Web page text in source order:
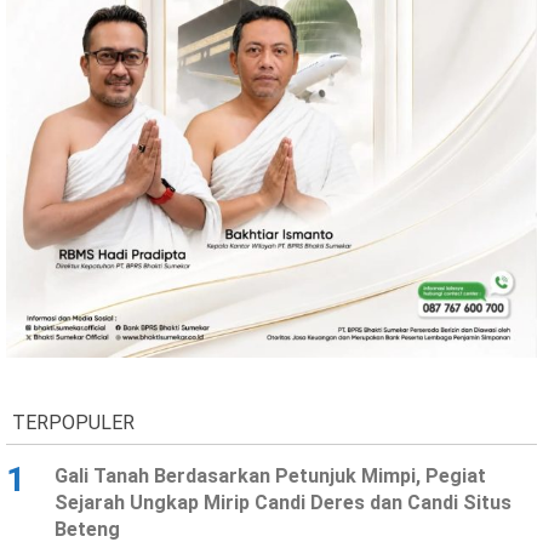
TERPOPULER
1
Gali Tanah Berdasarkan Petunjuk Mimpi, Pegiat
Sejarah Ungkap Mirip Candi Deres dan Candi Situs
Beteng